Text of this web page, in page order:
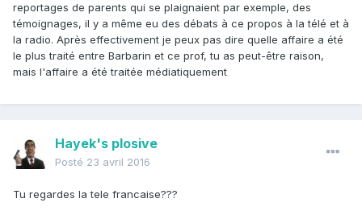
reportages de parents qui se plaignaient par exemple, des
témoignages, il y a même eu des débats à ce propos à la télé et à
la radio. Après effectivement je peux pas dire quelle affaire a été
le plus traité entre Barbarin et ce prof, tu as peut-être raison,
mais l'affaire a été traitée médiatiquement
Hayek's plosive
Posté 23 avril 2016
Tu regardes la tele francaise???